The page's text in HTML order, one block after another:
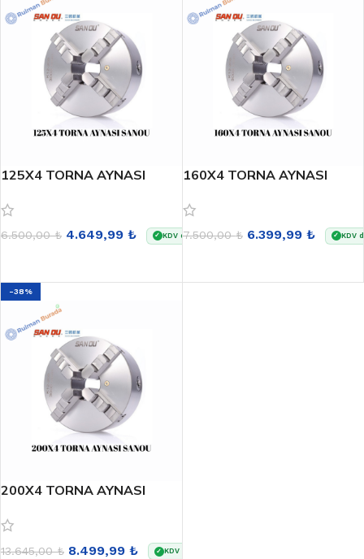
125X4 TORNA AYNASI
6.500,00₺ 4.649,99 ₺ ✓ KDV dahildir
160X4 TORNA AYNASI
7.500,00₺ 6.399,99 ₺ ✓ KDV
-38%
200X4 TORNA AYNASI
13.645,00₺ 8.499,99 ₺ ✓ KDV dahildir